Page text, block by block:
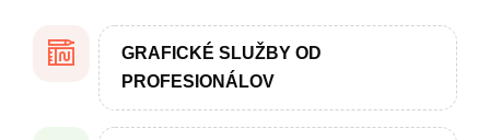
GRAFICKÉ SLUŽBY OD
PROFESIONÁLOV